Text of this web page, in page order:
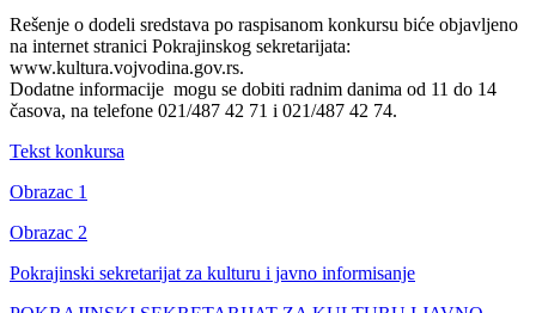
Rešenje o dodeli sredstava po raspisanom konkursu biće objavljeno
na internet stranici Pokrajinskog sekretarijata:
www.kultura.vojvodina.gov.rs.
Dodatne informacije mogu se dobiti radnim danima od 11 do 14
časova, na telefone 021/487 42 71 i 021/487 42 74.
Tekst konkursa
Obrazac 1
Obrazac 2
Pokrajinski sekretarijat za kulturu i javno informisanje